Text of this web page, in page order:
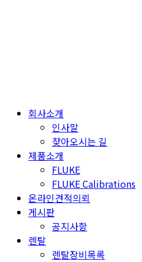
회사소개
인사말
찾아오시는 길
제품소개
FLUKE
FLUKE Calibrations
온라인견적의뢰
게시판
공지사항
렌탈
렌탈장비목록